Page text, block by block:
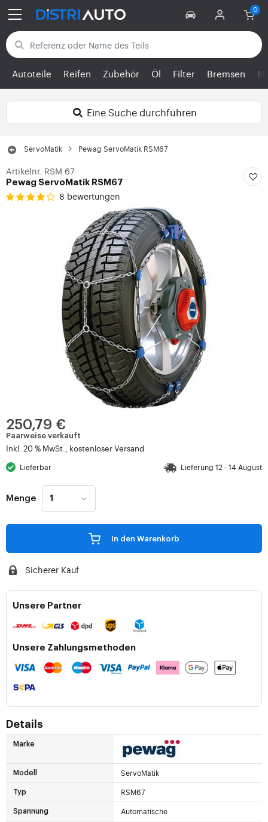
Zurück zu den Kategorien
Autoteile Reifen Zubehör Öl Filter Bremsen
Eine Suche durchführen
ServoMatik Pewag ServoMatik RSM67
Artikelnr. RSM 67
Pewag ServoMatik RSM67
8 bewertungen
250,79 €
Paarweise verkauft
Inkl. 20 % MwSt., kostenloser Versand
Lieferbar Lieferung 12 - 14 August
Menge
In den Warenkorb
Sicherer Kauf
Unsere Partner
Unsere Zahlungsmethoden
Details
Marke
Modell ServoMatik
Typ RSM67
Spannung Automatische